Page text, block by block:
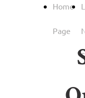
Home
Page